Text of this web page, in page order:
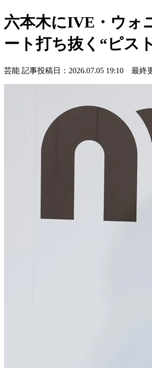
六本木にIVE・ウォ
ート打ち抜く“ピス
芸能 記事投稿日：2026.07.05 19:10 最終